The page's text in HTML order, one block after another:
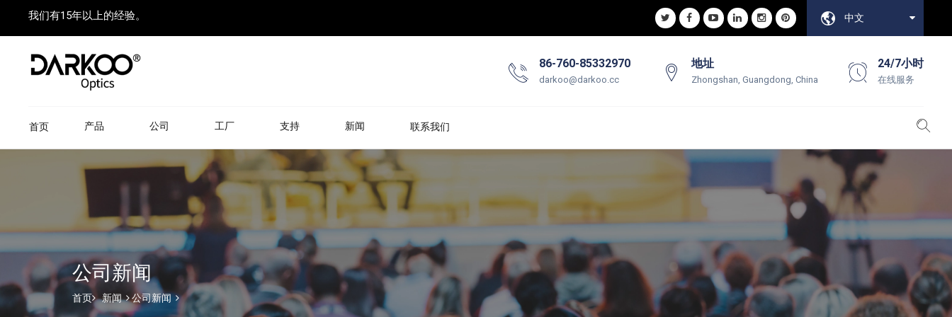
我们有15年以上的经验。 中文
86-760-85332970
darkoo@darkoo.cc
地址
Zhongshan, Guangdong, China
24/7小时
在线服务
首页 产品 公司 工厂 支持 新闻 联系我们
公司新闻
首页 新闻 公司新闻